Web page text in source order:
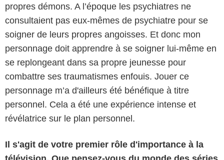
propres démons. A l’époque les psychiatres ne
consultaient pas eux-mêmes de psychiatre pour se
soigner de leurs propres angoisses. Et donc mon
personnage doit apprendre à se soigner lui-même en
se replongeant dans sa propre jeunesse pour
combattre ses traumatismes enfouis. Jouer ce
personnage m’a d'ailleurs été bénéfique à titre
personnel. Cela a été une expérience intense et
révélatrice sur le plan personnel.
Il s'agit de votre premier rôle d'importance à la